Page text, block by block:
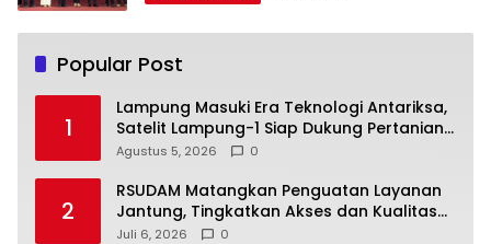
Popular Post
1
Lampung Masuki Era Teknologi Antariksa,
Satelit Lampung-1 Siap Dukung Pertanian
Berbasis AI
Agustus 5, 2026 0
2
RSUDAM Matangkan Penguatan Layanan
Jantung, Tingkatkan Akses dan Kualitas
Pelayanan Pasien
Juli 6, 2026 0